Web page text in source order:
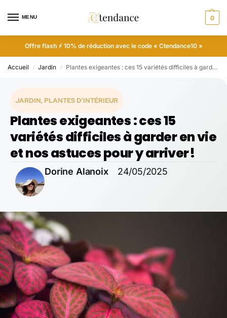
MENU 0
Offre flash ⚡ 10% de réduction avec le code « Ctendance10 »
Accueil / Jardin / Plantes exigeantes : ces 15 variétés difficiles à garder en vie et nos astuces pour y arriver !
JARDIN, PLANTES D’INTÉRIEUR
Plantes exigeantes : ces 15
variétés difficiles à garder en vie
et nos astuces pour y arriver !
Dorine Alanoix 24/05/2025